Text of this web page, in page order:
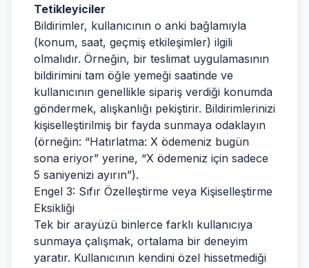
Tetikleyiciler
Bildirimler, kullanıcının o anki bağlamıyla
(konum, saat, geçmiş etkileşimler) ilgili
olmalıdır. Örneğin, bir teslimat uygulamasının
bildirimini tam öğle yemeği saatinde ve
kullanıcının genellikle sipariş verdiği konumda
göndermek, alışkanlığı pekiştirir. Bildirimlerinizi
kişiselleştirilmiş bir fayda sunmaya odaklayın
(örneğin: “Hatırlatma: X ödemeniz bugün
sona eriyor” yerine, “X ödemeniz için sadece
5 saniyenizi ayırın”).
Engel 3: Sıfır Özelleştirme veya Kişiselleştirme
Eksikliği
Tek bir arayüzü binlerce farklı kullanıcıya
sunmaya çalışmak, ortalama bir deneyim
yaratır. Kullanıcının kendini özel hissetmediği